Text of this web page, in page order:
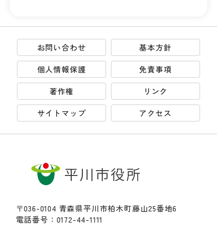
お問い合わせ
基本方針
個人情報保護
免責事項
著作権
リンク
サイトマップ
アクセス
〒036-0104 青森県平川市柏木町藤山25番地6
電話番号：0172-44-1111